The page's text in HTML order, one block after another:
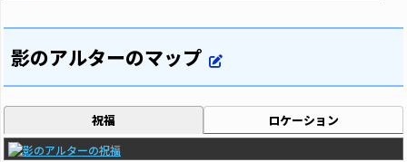
影のアルターのマップ
祝福 ロケーション